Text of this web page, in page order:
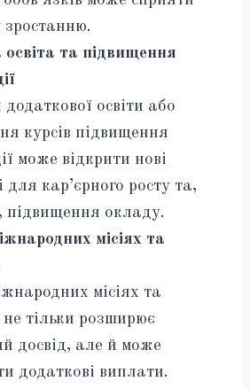
зростанню.
та підвищення
освіти або
курсів підвищення
може відкрити нові
для кар’єрного росту та,
підвищення окладу.
місіях та
місіях та
тільки розширює
досвід, але й може
додаткові виплати.